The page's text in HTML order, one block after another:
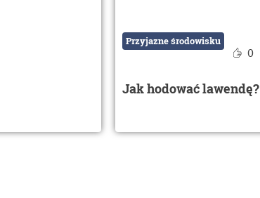
Przyjazne środowisku
0
Jak hodować lawendę?